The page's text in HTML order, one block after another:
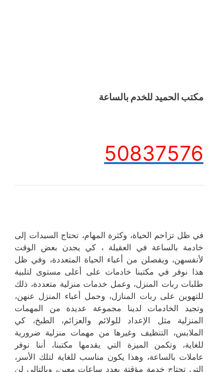
مكتب الحميد للخدم بالساعة
50837576
في ظل تزاحم الحياة، وكثرة المهام، تحتاج السيدات إلى
خادمة بالساعة في العقيلة ، كي يجدن بعض الوقت
لأنفسهن، ويفصلن من أعباء الحياة المتعددة، وفي ظل
هذا نوفر في مكتبنا خادمات على أعلى مستوى لتلبية
طلبات ربات المنزل، وعمل خدمات منزلية متعددة، ذلك
للتهوين على ربات المنازل، وحمل أعباء المنزل عنهن،
وتجيد الخادمات لدينا مجموعة عديدة من المهمات
المنزلية مثل الإعداد للولائم والعزائم، الطبخ، كي
الملابس، التنظيف وغيرها من مهمات منزلية ضرورية
للغاية، وتكمن الميزة التي يقدمها مكتبنا، أننا نوفر
عاملات بالساعة، وهذا يكون مناسب للغاية لتلك الأسر،
التي تحتاج خدمة مؤقتة بعدد ساعات معين، وبالتالي لن